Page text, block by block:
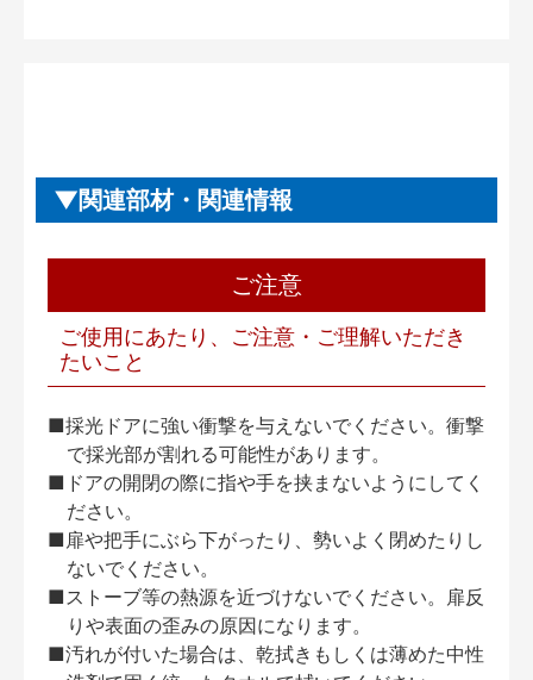
関連部材・関連情報
ご注意
ご使用にあたり、ご注意・ご理解いただき
たいこと
■採光ドアに強い衝撃を与えないでください。衝撃
で採光部が割れる可能性があります。
■ドアの開閉の際に指や手を挟まないようにしてく
ださい。
■扉や把手にぶら下がったり、勢いよく閉めたりし
ないでください。
■ストーブ等の熱源を近づけないでください。扉反
りや表面の歪みの原因になります。
■汚れが付いた場合は、乾拭きもしくは薄めた中性